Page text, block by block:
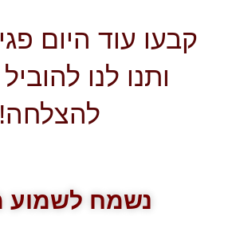
קבעו עוד היום
ותנו לנו
להצלחה!
נשמח לשמוע